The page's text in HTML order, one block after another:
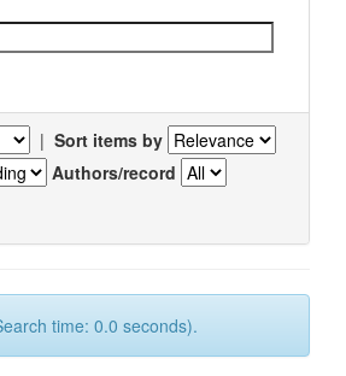
| Sort items by
Authors/record
time: 0.0 seconds).